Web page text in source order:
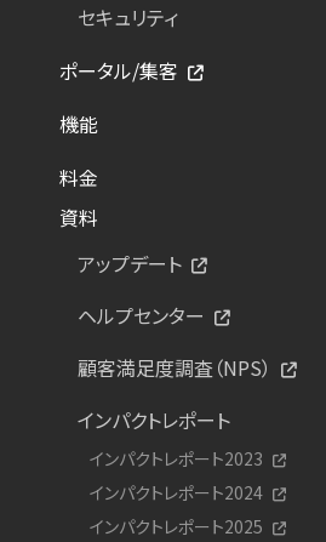
セキュリティ
ポータル/集客
機能
料金
資料
アップデート
ヘルプセンター
顧客満足度調査（NPS）
インパクトレポート
インパクトレポート2023
インパクトレポート2024
インパクトレポート2025